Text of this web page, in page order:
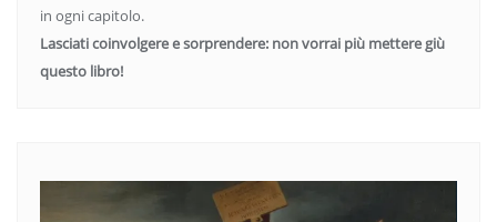
in ogni capitolo.
Lasciati coinvolgere e sorprendere: non vorrai più mettere giù
questo libro!